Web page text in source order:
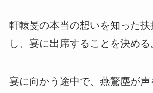
軒轅旻の本当の想いを知った扶
し、宴に出席することを決める
宴に向かう途中で、燕驚塵が声